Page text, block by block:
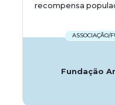
recompensa
ASSOCIAÇÃO/
Fundação